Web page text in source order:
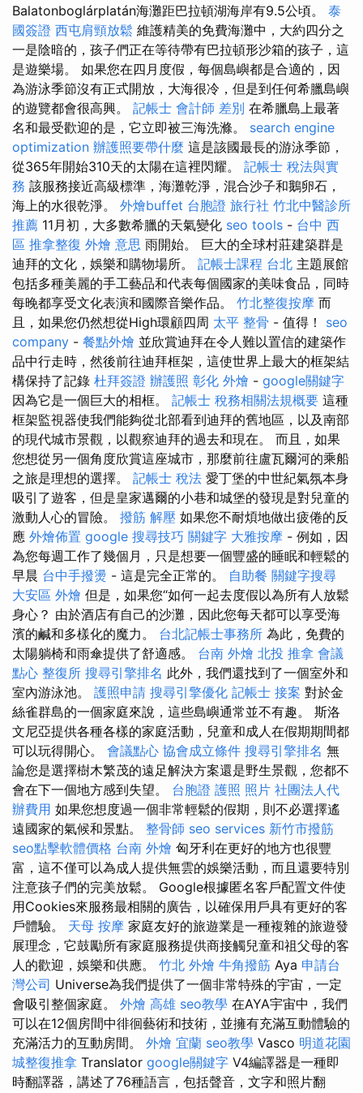
Balatonboglárplatán海灘距巴拉頓湖海岸有9.5公頃。 泰
國簽證 西屯肩頸放鬆 維護精美的免費海灘中，大約四分之
一是陰暗的，孩子們正在等待帶有巴拉頓形沙箱的孩子，這
是遊樂場。 如果您在四月度假，每個島嶼都是合適的，因
為游泳季節沒有正式開放，大海很冷，但是到任何希臘島嶼
的遊覽都會很高興。 記帳士 會計師 差別 在希臘島上最著
名和最受歡迎的是，它立即被三海洗滌。 search engine
optimization 辦護照要帶什麼 這是該國最長的游泳季節，
從365年開始310天的太陽在這裡閃耀。 記帳士 稅法與實
務 該服務接近高級標準，海灘乾淨，混合沙子和鵝卵石，
海上的水很乾淨。 外燴buffet 台胞證 旅行社 竹北中醫診所
推薦 11月初，大多數希臘的天氣變化 seo tools - 台中 西
區 推拿整復 外燴 意思 雨開始。 巨大的全球村莊建築群是
迪拜的文化，娛樂和購物場所。 記帳士課程 台北 主題展館
包括多種美麗的手工藝品和代表每個國家的美味食品，同時
每晚都享受文化表演和國際音樂作品。 竹北整復按摩 而
且，如果您仍然想從High環顧四周 太平 整骨 - 值得！ seo
company - 餐點外燴 並欣賞迪拜在令人難以置信的建築作
品中行走時，然後前往迪拜框架，這使世界上最大的框架結
構保持了記錄 杜拜簽證 辦護照 彰化 外燴 - google關鍵字
因為它是一個巨大的相框。 記帳士 稅務相關法規概要 這種
框架監視器使我們能夠從北部看到迪拜的舊地區，以及南部
的現代城市景觀，以觀察迪拜的過去和現在。 而且，如果
您想從另一個角度欣賞這座城市，那麼前往盧瓦爾河的乘船
之旅是理想的選擇。 記帳士 稅法 愛丁堡的中世紀氣氛本身
吸引了遊客，但是皇家邁爾的小巷和城堡的發現是對兒童的
激動人心的冒險。 撥筋 解壓 如果您不耐煩地做出疲倦的反
應 外燴佈置 google 搜尋技巧 關鍵字 大雅按摩 - 例如，因
為您每週工作了幾個月，只是想要一個豐盛的睡眠和輕鬆的
早晨 台中手撥燙 - 這是完全正常的。 自助餐 關鍵字搜尋
大安區 外燴 但是，如果您“如何一起去度假以為所有人放鬆
身心？ 由於酒店有自己的沙灘，因此您每天都可以享受海
濱的鹹和多樣化的魔力。 台北記帳士事務所 為此，免費的
太陽躺椅和雨傘提供了舒適感。 台南 外燴 北投 推拿 會議
點心 整復所 搜尋引擎排名 此外，我們還找到了一個室外和
室內游泳池。 護照申請 搜尋引擎優化 記帳士 接案 對於金
絲雀群島的一個家庭來說，這些島嶼通常並不有趣。 斯洛
文尼亞提供各種各樣的家庭活動，兒童和成人在假期期間都
可以玩得開心。 會議點心 協會成立條件 搜尋引擎排名 無
論您是選擇樹木繁茂的遠足解決方案還是野生景觀，您都不
會在下一個地方感到失望。 台胞證 護照 照片 社團法人代
辦費用 如果您想度過一個非常輕鬆的假期，則不必選擇遙
遠國家的氣候和景點。 整骨師 seo services 新竹市撥筋
seo點擊軟體價格 台南 外燴 匈牙利在更好的地方也很豐
富，這不僅可以為成人提供無雲的娛樂活動，而且還要特別
注意孩子們的完美放鬆。 Google根據匿名客戶配置文件使
用Cookies來服務最相關的廣告，以確保用戶具有更好的客
戶體驗。 天母 按摩 家庭友好的旅遊業是一種複雜的旅遊發
展理念，它鼓勵所有家庭服務提供商接觸兒童和祖父母的客
人的歡迎，娛樂和供應。 竹北 外燴 牛角撥筋 Aya 申請台
灣公司 Universe為我們提供了一個非常特殊的宇宙，一定
會吸引整個家庭。 外燴 高雄 seo教學 在AYA宇宙中，我們
可以在12個房間中徘徊藝術和技術，並擁有充滿互動體驗的
充滿活力的互動房間。 外燴 宜蘭 seo教學 Vasco 明道花園
城整復推拿 Translator google關鍵字 V4編譯器是一種即
時翻譯器，講述了76種語言，包括聲音，文字和照片翻